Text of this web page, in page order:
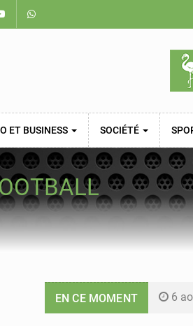
ET BUSINESS SOCIÉTÉ
EN CE MOMENT 6